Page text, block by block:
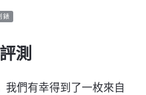
錶
測
我們有幸得到了一枚來自